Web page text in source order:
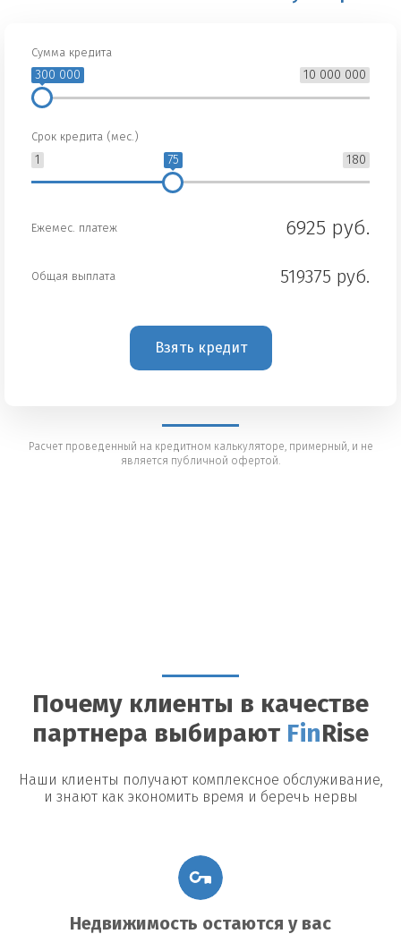
Сумма кредита
10 000 000
300 000
Срок кредита (мес.)
1 180
75
Ежемес. платеж 6925 руб.
Общая выплата 519375 руб.
Взять кредит
Расчет проведенный на кредитном калькуляторе, примерный, и не
является публичной офертой.
Почему клиенты в качестве
партнера выбирают Fin Rise
Наши клиенты получают комплексное обслуживание,
и знают как экономить время и беречь нервы
Недвижимость остаются у вас